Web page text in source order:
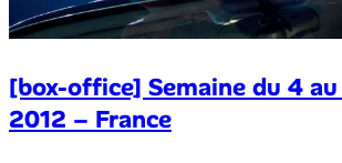
[box-office] Semaine du 4
2012 – France